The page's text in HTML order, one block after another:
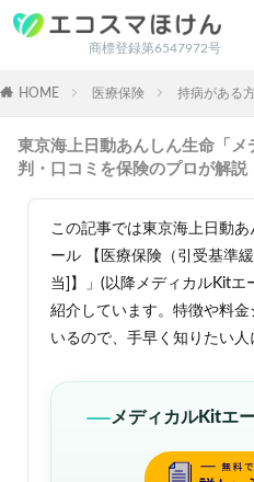
商標登録第6547972号
HOME 医療保険 持病がある
東京海上日動あんしん生命「
判・口コミを保険のプロが解説
この記事では東京海上日動
ール 【医療保険（引受基準
当]】」(以降メディカルKitエ
紹介しています。特徴や料
いるので、手早く知りたい人
メディカルKitエ